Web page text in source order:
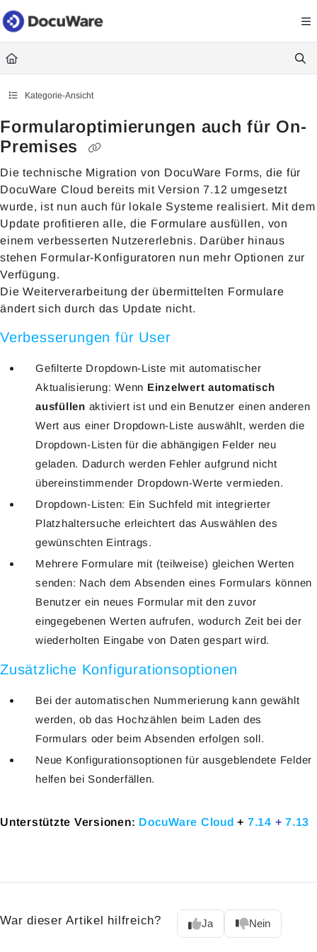
Documentation Index
Fetch the complete documentation index at: https://
Use this file to discover all available pages before exploring further.
Kategorie-Ansicht
Formularoptimierungen auch für On-
Premises
Die technische Migration von DocuWare Forms, die für
DocuWare Cloud bereits mit Version 7.12 umgesetzt
wurde, ist nun auch für lokale Systeme realisiert. Mit dem
Update profitieren alle, die Formulare ausfüllen, von
einem verbesserten Nutzererlebnis. Darüber hinaus
stehen Formular-Konfiguratoren nun mehr Optionen zur
Verfügung.
Die Weiterverarbeitung der übermittelten Formulare
ändert sich durch das Update nicht.
Verbesserungen für User
Gefilterte Dropdown-Liste mit automatischer
Aktualisierung: Wenn Einzelwert automatisch
ausfüllen aktiviert ist und ein Benutzer einen anderen
Wert aus einer Dropdown-Liste auswählt, werden die
Dropdown-Listen für die abhängigen Felder neu
geladen. Dadurch werden Fehler aufgrund nicht
übereinstimmender Dropdown-Werte vermieden.
Dropdown-Listen: Ein Suchfeld mit integrierter
Platzhaltersuche erleichtert das Auswählen des
gewünschten Eintrags.
Mehrere Formulare mit (teilweise) gleichen Werten
senden: Nach dem Absenden eines Formulars können
Benutzer ein neues Formular mit den zuvor
eingegebenen Werten aufrufen, wodurch Zeit bei der
wiederholten Eingabe von Daten gespart wird.
Zusätzliche Konfigurationsoptionen
Bei der automatischen Nummerierung kann gewählt
werden, ob das Hochzählen beim Laden des
Formulars oder beim Absenden erfolgen soll.
Neue Konfigurationsoptionen für ausgeblendete Felder
helfen bei Sonderfällen.
Unterstützte Versionen: DocuWare Cloud+ 7.14 + 7.13
War dieser Artikel hilfreich? Ja Nein